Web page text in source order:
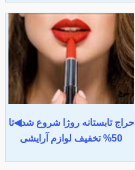
حراج تابستانه روژا شروع شد◀تا
50% تخفیف لوازم آرایشی